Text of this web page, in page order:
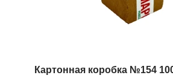
Картонная коробка №154